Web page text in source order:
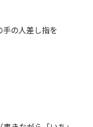
の人差し指を